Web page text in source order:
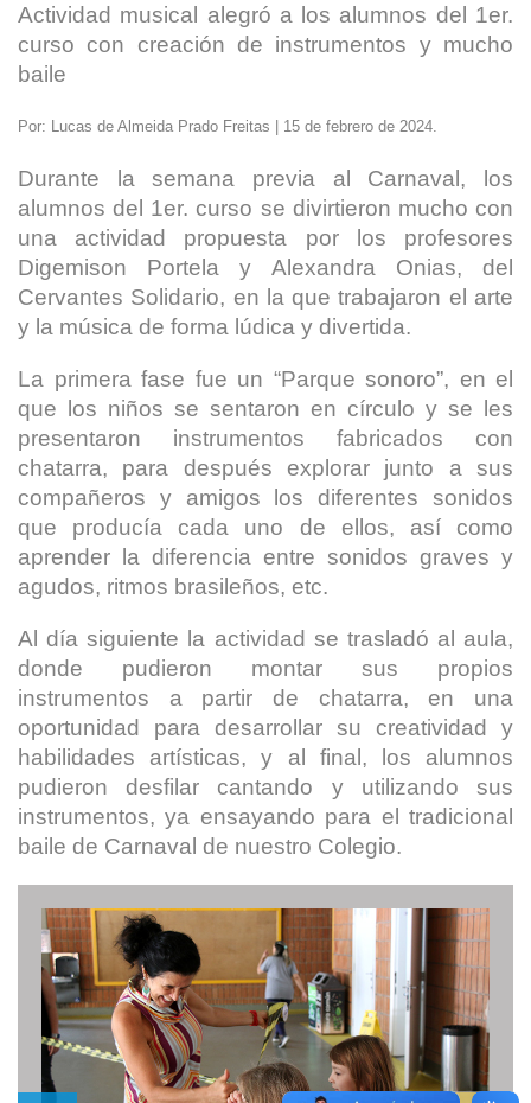
Actividad musical alegró a los alumnos del 1er.
curso con creación de instrumentos y mucho
baile
Por: Lucas de Almeida Prado Freitas | 15 de febrero de 2024.
Durante la semana previa al Carnaval, los
alumnos del 1er. curso se divirtieron mucho con
una actividad propuesta por los profesores
Digemison Portela y Alexandra Onias, del
Cervantes Solidario, en la que trabajaron el arte
y la música de forma lúdica y divertida.
La primera fase fue un “Parque sonoro”, en el
que los niños se sentaron en círculo y se les
presentaron instrumentos fabricados con
chatarra, para después explorar junto a sus
compañeros y amigos los diferentes sonidos
que producía cada uno de ellos, así como
aprender la diferencia entre sonidos graves y
agudos, ritmos brasileños, etc.
Al día siguiente la actividad se trasladó al aula,
donde pudieron montar sus propios
instrumentos a partir de chatarra, en una
oportunidad para desarrollar su creatividad y
habilidades artísticas, y al final, los alumnos
pudieron desfilar cantando y utilizando sus
instrumentos, ya ensayando para el tradicional
baile de Carnaval de nuestro Colegio.